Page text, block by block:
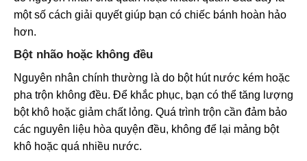
một số cách giải quyết giúp bạn có chiếc bánh hoàn hảo
hơn.
Bột nhão hoặc không đều
Nguyên nhân chính thường là do bột hút nước kém hoặc
pha trộn không đều. Để khắc phục, bạn có thể tăng lượng
bột khô hoặc giảm chất lỏng. Quá trình trộn cần đảm bảo
các nguyên liệu hòa quyện đều, không để lại mảng bột
khô hoặc quá nhiều nước.